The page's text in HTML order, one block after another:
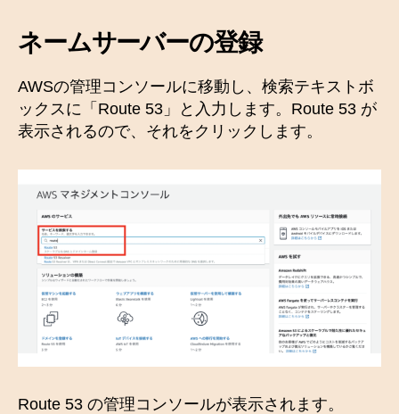
ネームサーバーの登録
AWSの管理コンソールに移動し、検索テキストボ
ックスに「Route 53」と入力します。Route 53 が
表示されるので、それをクリックします。
Route 53 の管理コンソールが表示されます。